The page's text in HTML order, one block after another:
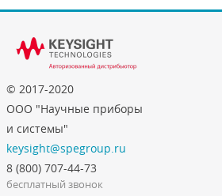
© 2017-2020
ООО "Научные приборы
и системы"
keysight@spegroup.ru
8 (800) 707-44-73
бесплатный звонок